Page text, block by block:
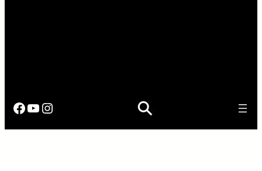
Facebook
YouTube
Instagram